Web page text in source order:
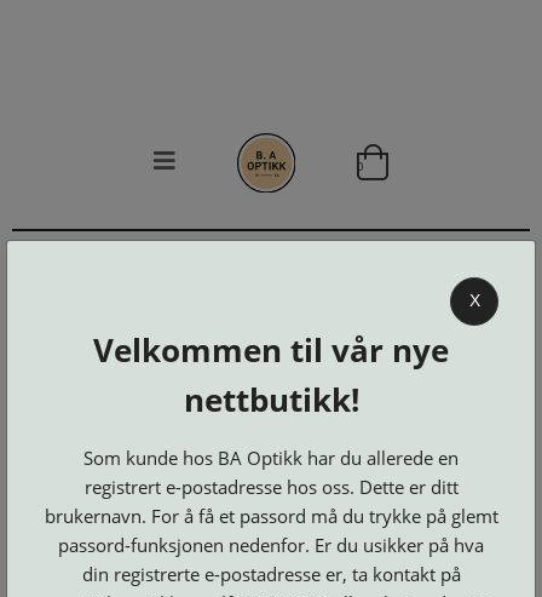
BESTILL
DELER
0
Brillerens
og
Suncover
Innfatninger
Lesebriller
Luper
og
Speil
Maskiner
Microkluter
Neseputer
Skruer
Solbriller
Verktøy
og
tilbehør
Se alle kategorier
UTLÅNSETUIER
X
Velkommen til vår nye
nettbutikk!
Som kunde hos BA Optikk har du allerede en
registrert e-postadresse hos oss. Dette er ditt
brukernavn. For å få et passord må du trykke på glemt
passord-funksjonen nedenfor. Er du usikker på hva
din registrerte e-postadresse er, ta kontakt på